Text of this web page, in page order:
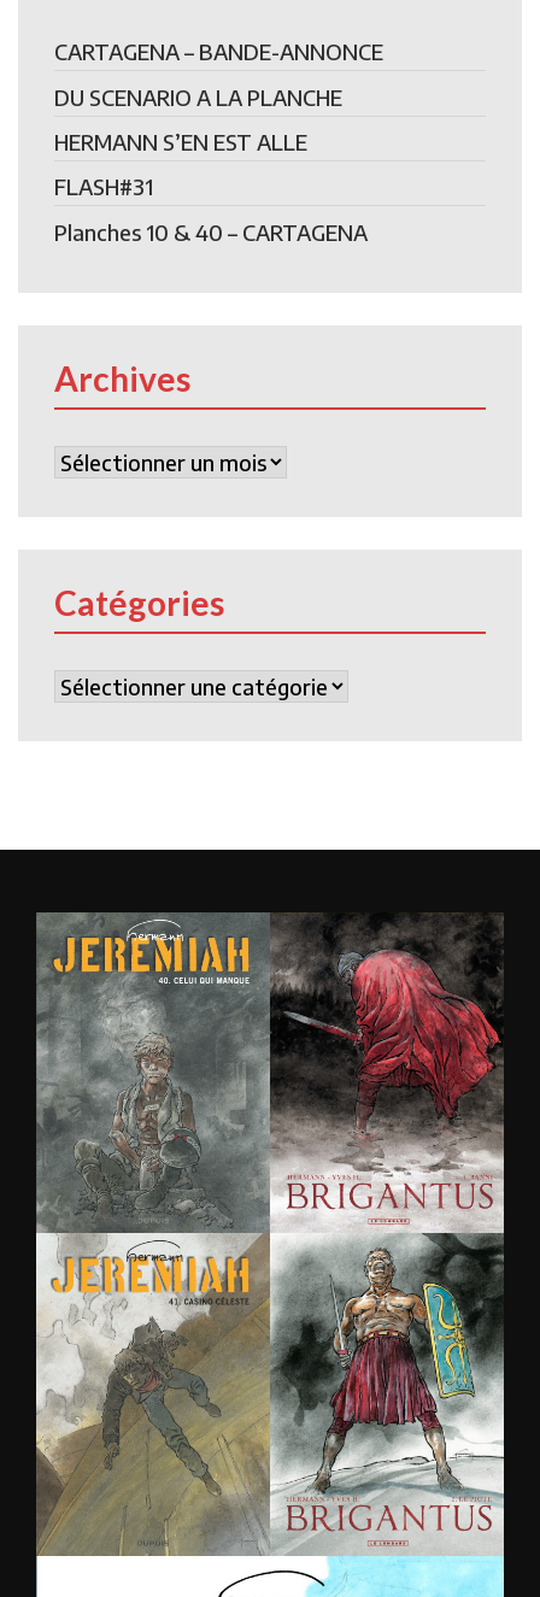
CARTAGENA – BANDE-ANNONCE
DU SCENARIO A LA PLANCHE
HERMANN S’EN EST ALLE
FLASH#31
Planches 10 & 40 – CARTAGENA
Archives
Archives
Catégories
Catégories